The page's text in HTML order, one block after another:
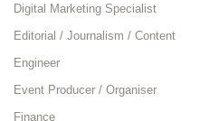
Digital Marketing Specialist
Editorial / Journalism / Content
Engineer
Event Producer / Organiser
Finance